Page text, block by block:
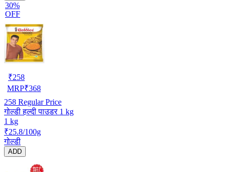
30%
OFF
₹258
MRP₹368
258 Regular Price
गोल्डी हल्दी पाउडर 1 kg
1 kg
₹25.8/100g
गोल्डी
ADD